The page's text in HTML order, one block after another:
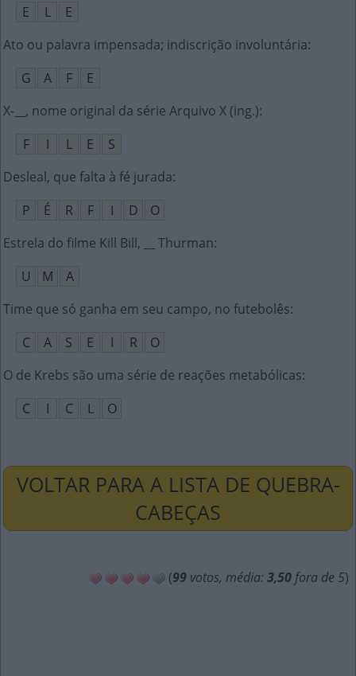
E
L
E
Ato ou palavra impensada; indiscrição involuntária:
G
A F
E
X-__, nome original da série Arquivo X (ing.):
F
I L E
S
Desleal, que falta à fé jurada:
P
É R F I D
O
Estrela do filme Kill Bill, __ Thurman:
U
M
A
Time que só ganha em seu campo, no futebolês:
C
A S E I R
O
O de Krebs são uma série de reações metabólicas:
C
I C L O
VOLTAR PARA A LISTA DE QUEBRA-
CABEÇAS
(99 votos, média: 3,50 fora de 5)